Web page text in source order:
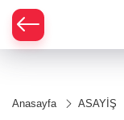
Anasayfa ASAYİŞ